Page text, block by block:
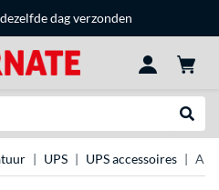
dag verzonden
UPS UPS accessoires